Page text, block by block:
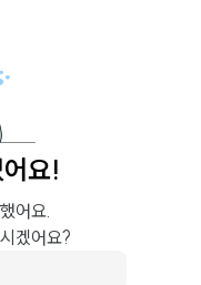
요!
어요.
겠어요?